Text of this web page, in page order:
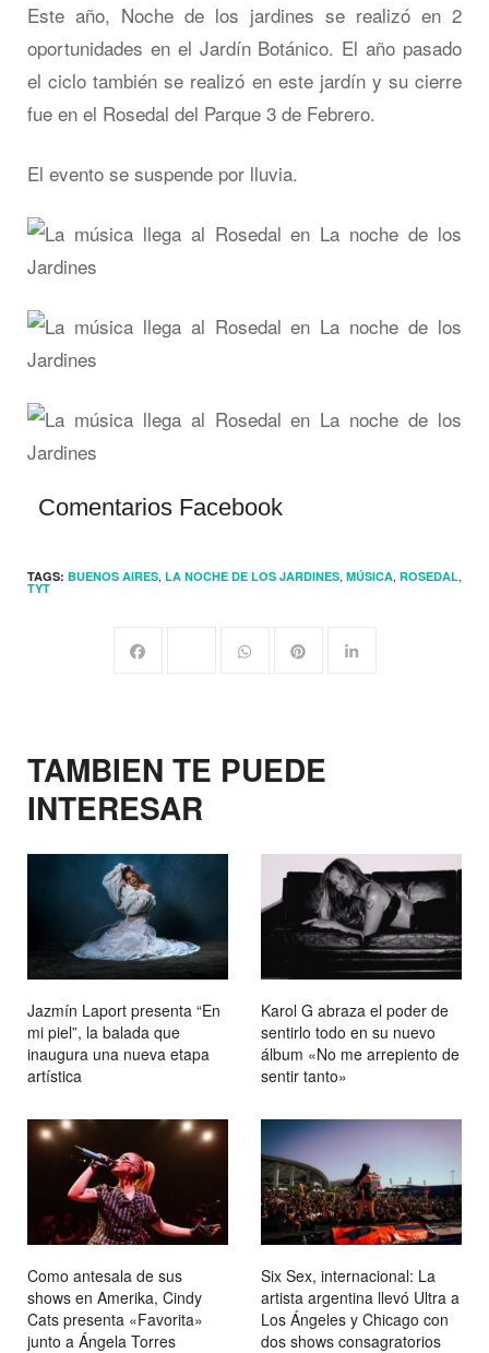
Este año, Noche de los jardines se realizó en 2
oportunidades en el Jardín Botánico. El año pasado
el ciclo también se realizó en este jardín y su cierre
fue en el Rosedal del Parque 3 de Febrero.
El evento se suspende por lluvia.
Comentarios Facebook
TAGS: BUENOS AIRES, LA NOCHE DE LOS JARDINES, MÚSICA, ROSEDAL,
TYT
TAMBIEN TE PUEDE
INTERESAR
Jazmín Laport presenta “En
mi piel”, la balada que
inaugura una nueva etapa
artística
Karol G abraza el poder de
sentirlo todo en su nuevo
álbum «No me arrepiento de
sentir tanto»
Como antesala de sus
shows en Amerika, Cindy
Cats presenta «Favorita»
junto a Ángela Torres
Six Sex, internacional: La
artista argentina llevó Ultra a
Los Ángeles y Chicago con
dos shows consagratorios